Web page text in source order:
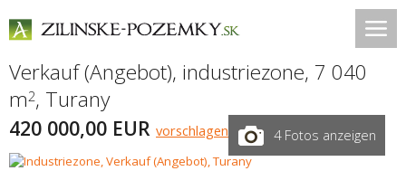
Verkauf (Angebot), industriezone, 7 040
m2, Turany
420 000,00 EUR vorschlagen 4 Fotos anzeigen